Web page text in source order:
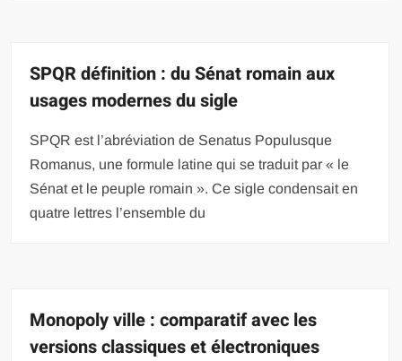
SPQR définition : du Sénat romain aux
usages modernes du sigle
SPQR est l’abréviation de Senatus Populusque
Romanus, une formule latine qui se traduit par « le
Sénat et le peuple romain ». Ce sigle condensait en
quatre lettres l’ensemble du
Monopoly ville : comparatif avec les
versions classiques et électroniques